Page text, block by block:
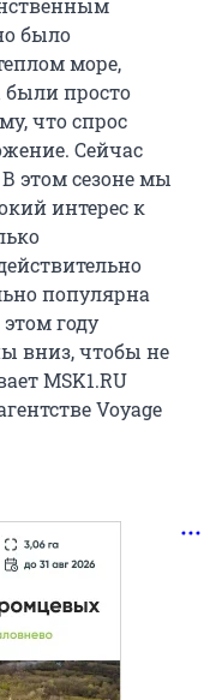
было
море,
были просто
что спрос
Сейчас
этом сезоне мы
интерес к
популярна
году
вниз, чтобы не
MSK1.RU
Voyage